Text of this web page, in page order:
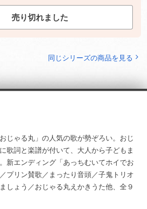
売り切れました
同じシリーズの商品を見る
じゃる丸」の人気の歌が勢ぞろい。おじ
歌詞と楽譜が付いて、大人から子どもま
新エンディング「あっちむいてホイでお
プリン賛歌／まったり音頭／子鬼トリオ
しょう／おじゃる丸えかきうた他、全９